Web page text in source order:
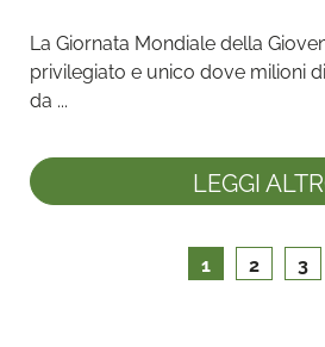
La Giornata Mondiale della
privilegiato e unico dove milioni
da ...
LEGGI
1 2 3